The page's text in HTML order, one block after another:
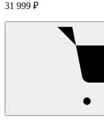
31 999 ₽